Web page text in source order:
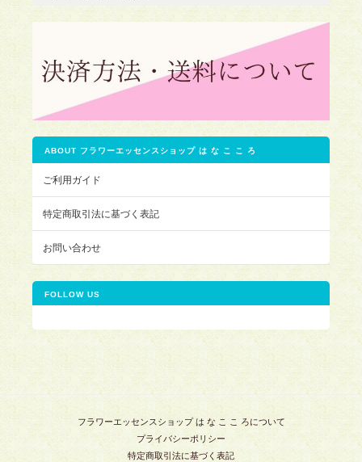
ABOUT フラワーエッセンスショップ は な こ こ ろ
ご利用ガイド
特定商取引法に基づく表記
お問い合わせ
FOLLOW US
フラワーエッセンスショップ は な こ こ ろについて
プライバシーポリシー
特定商取引法に基づく表記